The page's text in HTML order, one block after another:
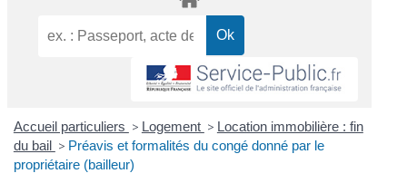
Accueil particuliers > Logement > Location immobilière : fin
du bail > Préavis et formalités du congé donné par le
propriétaire (bailleur)